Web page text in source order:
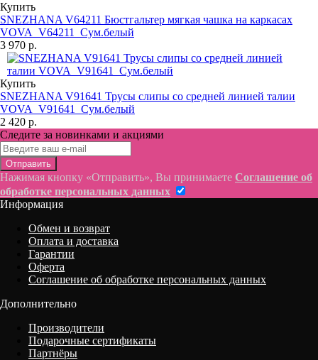
Купить
SNEZHANA V64211 Бюстгальтер мягкая чашка на каркасах
VOVA_V64211_Сум.белый
3 970 р.
Купить
SNEZHANA V91641 Трусы слипы со средней линией талии
VOVA_V91641_Сум.белый
2 420 р.
Следите за новинками и акциями
Отправить
Нажимая кнопку «Отправить», Вы принимаете Соглашение об
обработке персональных данных
Информация
Обмен и возврат
Оплата и доставка
Гарантии
Оферта
Соглашение об обработке персональных данных
Дополнительно
Производители
Подарочные сертификаты
Партнёры